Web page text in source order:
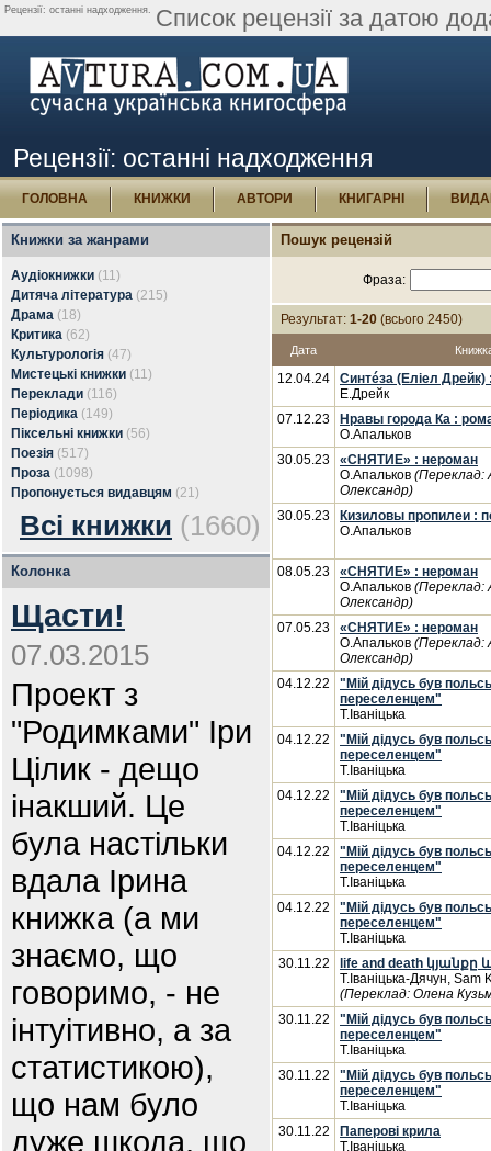
Рецензії: останні надходження. Список рецензії за датою
Рецензії: останні надходження
ГОЛОВНА КНИЖКИ АВТОРИ КНИГАРНІ
Книжки за жанрами
Аудіокнижки (11)
Дитяча література (215)
Драма (18)
Критика (62)
Культурологія (47)
Мистецькі книжки (11)
Переклади (116)
Періодика (149)
Піксельні книжки (56)
Поезія (517)
Проза (1098)
Пропонується видавцям (21)
Всі книжки (1660)
Колонка
Щасти!
07.03.2015
Проект з
"Родимками" Іри
Цілик - дещо
інакший. Це
була настільки
вдала Ірина
книжка (а ми
знаємо, що
говоримо, - не
інтуітивно, а за
статистикою),
що нам було
дуже шкода, що
Пошук рецензій
Фраза:
Результат: 1-20 (всього 2450)
Дата
12.04.24
Синтéза (Еліел Дрейк)
Е.Дрейк
07.12.23
Нравы города Ка :
О.Апальков
30.05.23
«СНЯТИЕ» : нероман
О.Апальков (Переклад:
Олександр)
30.05.23
Кизиловы пропилеи :
О.Апальков
08.05.23
«СНЯТИЕ» : нероман
О.Апальков (Переклад:
Олександр)
07.05.23
«СНЯТИЕ» : нероман
О.Апальков (Переклад:
Олександр)
04.12.22
"Мій дідусь був
переселенцем"
Т.Іваніцька
04.12.22
"Мій дідусь був
переселенцем"
Т.Іваніцька
04.12.22
"Мій дідусь був
переселенцем"
Т.Іваніцька
04.12.22
"Мій дідусь був
переселенцем"
Т.Іваніцька
04.12.22
"Мій дідусь був
переселенцем"
Т.Іваніцька
30.11.22
life and death կյանքը
Т.Іваніцька-Дячун, Sam
(Переклад: Олена
30.11.22
"Мій дідусь був
переселенцем"
Т.Іваніцька
30.11.22
"Мій дідусь був
переселенцем"
Т.Іваніцька
30.11.22
Паперові крила
Т.Іваніцька